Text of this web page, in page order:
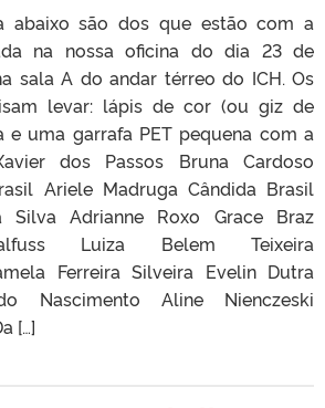
abaixo são dos que estão com a
na nossa oficina do dia 23 de
sala A do andar térreo do ICH. Os
levar: lápis de cor (ou giz de
e uma garrafa PET pequena com a
dos Passos Bruna Cardoso
Ariele Madruga Cândida Brasil
Silva Adrianne Roxo Grace Braz
Luiza Belem Teixeira
Ferreira Silveira Evelin Dutra
Nascimento Aline Nienczeski
[…]